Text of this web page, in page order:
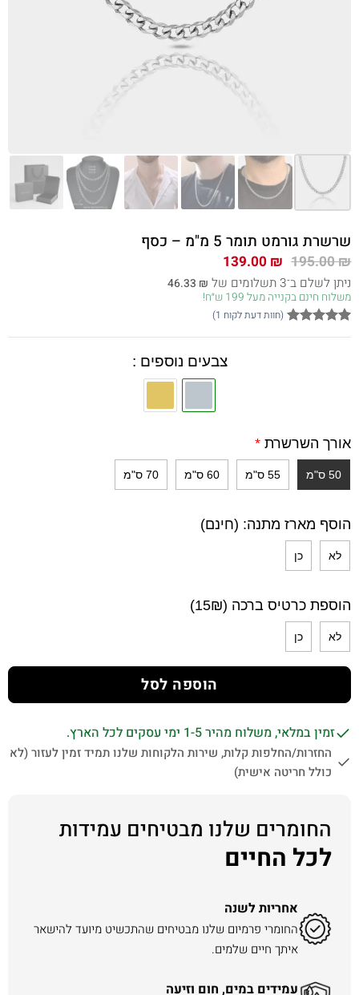
שרשרת גורמט תומר 5 מ"מ – כסף
195.00₪ המחיר
המקורי
היה:
195.00 ₪.
139.00₪ המחיר
הנוכחי
הוא:
139.00 ₪.
ניתן לשלם ב־3 תשלומים של 46.33₪
משלוח חינם בקנייה מעל 199 ש״ח!
(חוות דעת לקוח1
)
צבעים נוספים :
אורך השרשרת*
50 ס"מ 55 ס"מ 60 ס"מ 70 ס"מ
הוסף מארז מתנה: (חינם)
לא כן
הוספת כרטיס ברכה (15₪)
לא כן
הוספה לסל
זמין במלאי, משלוח מהיר 1-5 ימי עסקים לכל הארץ.
החזרות/החלפות קלות, שירות הלקוחות שלנו תמיד זמין לעזור (לא
כולל חריטה אישית)
החומרים שלנו מבטיחים עמידות
לכל החיים
אחריות לשנה
החומרי פרמיום שלנו מבטיחים שהתכשיט מיועד להישאר
איתך חיים שלמים.
עמידים במים, חום וזיעה